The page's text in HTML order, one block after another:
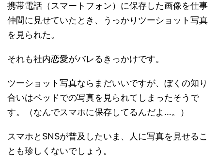
携帯電話（スマートフォン）に保存した画像を仕事
仲間に見せていたとき、うっかりツーショット写真
を見られた。
それも社内恋愛がバレるきっかけです。
ツーショット写真ならまだいいですが、ぼくの知り
合いはベッドでの写真を見られてしまったそうで
す。（なんでスマホに保存してるんだよ…。）
スマホとSNSが普及したいま、人に写真を見せるこ
とも珍しくないでしょう。